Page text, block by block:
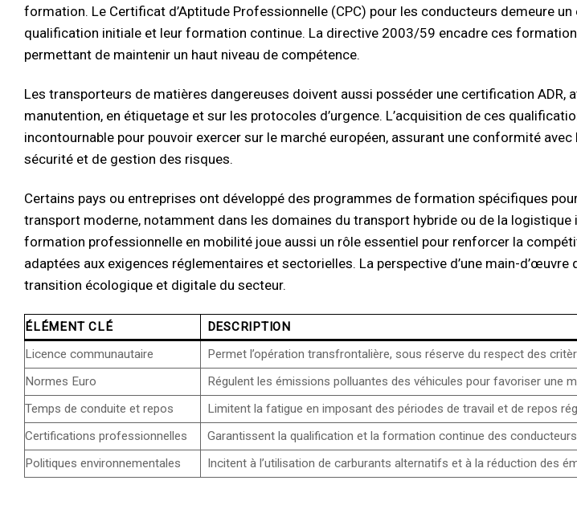
formation. Le Certificat d’Aptitude Professionnelle (CPC) pour les conducteurs demeure
qualification initiale et leur formation continue. La directive 2003/59 encadre ces
permettant de maintenir un haut niveau de compétence.
Les transporteurs de matières dangereuses doivent aussi posséder une certification ADR,
manutention, en étiquetage et sur les protocoles d’urgence. L’acquisition de ces
incontournable pour pouvoir exercer sur le marché européen, assurant une conformité
sécurité et de gestion des risques.
Certains pays ou entreprises ont développé des programmes de formation spécifiques
transport moderne, notamment dans les domaines du transport hybride ou de la logistique
formation professionnelle en mobilité joue aussi un rôle essentiel pour renforcer la
adaptées aux exigences réglementaires et sectorielles. La perspective d’une main-
transition écologique et digitale du secteur.
ÉLÉMENT CLÉ
DESCRIPTION
Licence communautaire
Permet l’opération transfrontalière, sous réserve du respect des
Normes Euro
Régulent les émissions polluantes des véhicules pour favoriser une
Temps de conduite et repos
Limitent la fatigue en imposant des périodes de travail et de repos
Certifications professionnelles
Garantissent la qualification et la formation continue des
Politiques environnementales
Incitent à l’utilisation de carburants alternatifs et à la réduction des